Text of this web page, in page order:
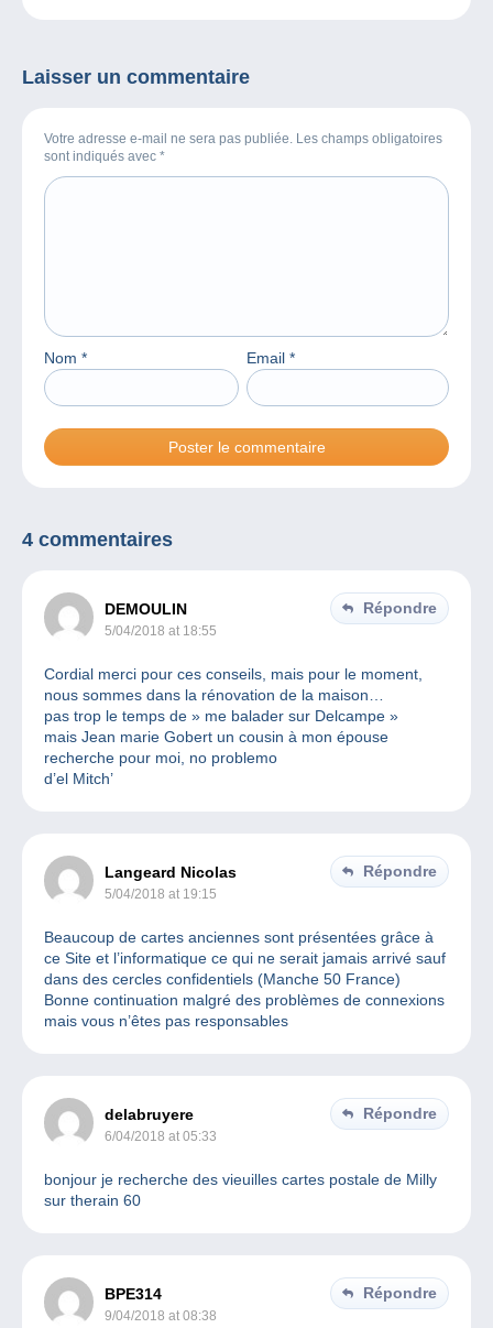
Laisser un commentaire
Votre adresse e-mail ne sera pas publiée. Les champs obligatoires
sont indiqués avec *
Nom * Email *
4 commentaires
DEMOULIN
5/04/2018 at 18:55
Répondre
Cordial merci pour ces conseils, mais pour le moment,
nous sommes dans la rénovation de la maison…
pas trop le temps de » me balader sur Delcampe »
mais Jean marie Gobert un cousin à mon épouse
recherche pour moi, no problemo
d’el Mitch’
Langeard Nicolas
5/04/2018 at 19:15
Répondre
Beaucoup de cartes anciennes sont présentées grâce à
ce Site et l’informatique ce qui ne serait jamais arrivé sauf
dans des cercles confidentiels (Manche 50 France)
Bonne continuation malgré des problèmes de connexions
mais vous n’êtes pas responsables
delabruyere
6/04/2018 at 05:33
Répondre
bonjour je recherche des vieuilles cartes postale de Milly
sur therain 60
BPE314
9/04/2018 at 08:38
Répondre